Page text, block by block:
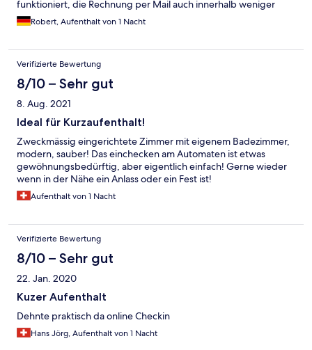
funktioniert, die Rechnung per Mail auch innerhalb weniger
Minuten - Dankesehr! komme sicherlich wieder. :-)
Robert, Aufenthalt von 1 Nacht
Verifizierte Bewertung
8/10 – Sehr gut
8. Aug. 2021
Ideal für Kurzaufenthalt!
Zweckmässig eingerichtete Zimmer mit eigenem Badezimmer,
modern, sauber! Das einchecken am Automaten ist etwas
gewöhnungsbedürftig, aber eigentlich einfach! Gerne wieder
wenn in der Nähe ein Anlass oder ein Fest ist!
Aufenthalt von 1 Nacht
Verifizierte Bewertung
8/10 – Sehr gut
22. Jan. 2020
Kuzer Aufenthalt
Dehnte praktisch da online Checkin
Hans Jörg, Aufenthalt von 1 Nacht